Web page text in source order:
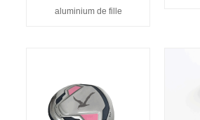
aluminium de fille